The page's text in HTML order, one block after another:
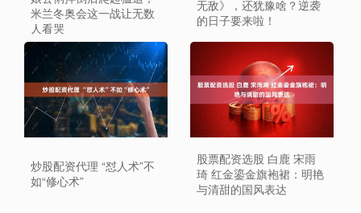
米兰冬奥会这一战让无数
人看哭
无敌》，还犹豫啥？逆袭
的日子要来啦！
炒股配资代理 “怼人术”不
如“修心术”
股票配资选股 白鹿 宋雨
琦 红金鎏金旗袍裙：明艳
与清甜的国风表达